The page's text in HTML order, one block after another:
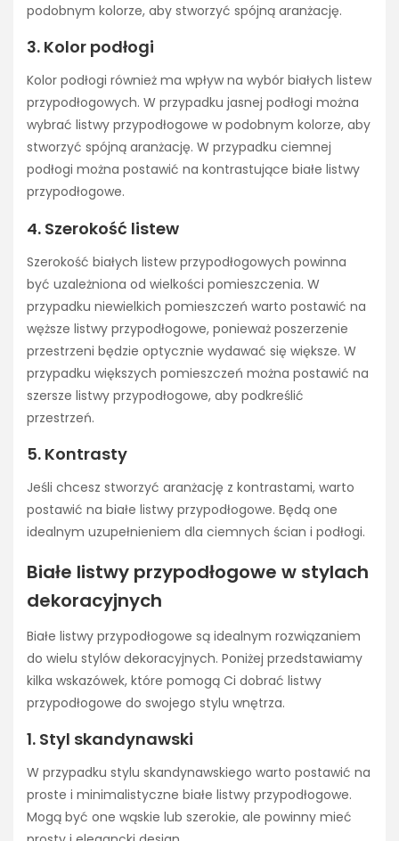
podobnym kolorze, aby stworzyć spójną aranżację.
3. Kolor podłogi
Kolor podłogi również ma wpływ na wybór białych listew
przypodłogowych. W przypadku jasnej podłogi można
wybrać listwy przypodłogowe w podobnym kolorze, aby
stworzyć spójną aranżację. W przypadku ciemnej
podłogi można postawić na kontrastujące białe listwy
przypodłogowe.
4. Szerokość listew
Szerokość białych listew przypodłogowych powinna
być uzależniona od wielkości pomieszczenia. W
przypadku niewielkich pomieszczeń warto postawić na
węższe listwy przypodłogowe, ponieważ poszerzenie
przestrzeni będzie optycznie wydawać się większe. W
przypadku większych pomieszczeń można postawić na
szersze listwy przypodłogowe, aby podkreślić
przestrzeń.
5. Kontrasty
Jeśli chcesz stworzyć aranżację z kontrastami, warto
postawić na białe listwy przypodłogowe. Będą one
idealnym uzupełnieniem dla ciemnych ścian i podłogi.
Białe listwy przypodłogowe w stylach
dekoracyjnych
Białe listwy przypodłogowe są idealnym rozwiązaniem
do wielu stylów dekoracyjnych. Poniżej przedstawiamy
kilka wskazówek, które pomogą Ci dobrać listwy
przypodłogowe do swojego stylu wnętrza.
1. Styl skandynawski
W przypadku stylu skandynawskiego warto postawić na
proste i minimalistyczne białe listwy przypodłogowe.
Mogą być one wąskie lub szerokie, ale powinny mieć